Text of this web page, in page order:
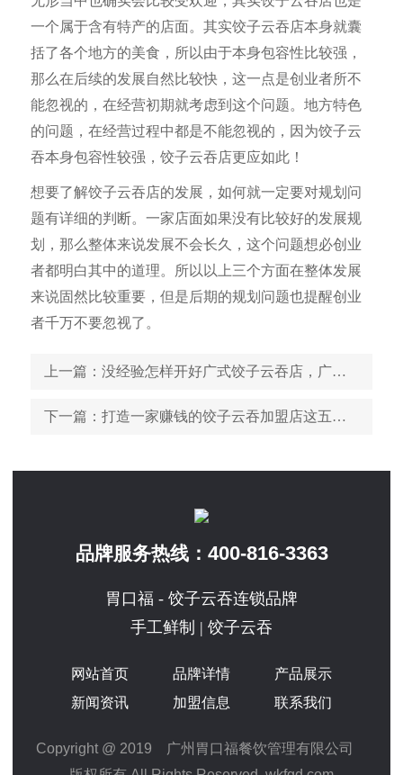
一个属于含有特产的店面。其实饺子云吞店本身就囊
括了各个地方的美食，所以由于本身包容性比较强，
那么在后续的发展自然比较快，这一点是创业者所不
能忽视的，在经营初期就考虑到这个问题。地方特色
的问题，在经营过程中都是不能忽视的，因为饺子云
吞本身包容性较强，饺子云吞店更应如此！
想要了解饺子云吞店的发展，如何就一定要对规划问
题有详细的判断。一家店面如果没有比较好的发展规
划，那么整体来说发展不会长久，这个问题想必创业
者都明白其中的道理。所以以上三个方面在整体发展
来说固然比较重要，但是后期的规划问题也提醒创业
者千万不要忽视了。
上一篇 ：没经验怎样开好广式饺子云吞店，广式饺子云吞店经营技巧总结
下一篇 ：打造一家赚钱的饺子云吞加盟店这五点必须做到
品牌服务热线： 400-816-3363
胃口福 - 饺子云吞连锁品牌
手工鲜制 | 饺子云吞
网站首页 品牌详情
产品展示
新闻资讯
加盟信息 联系我们
Copyright @ 2019 广州胃口福餐饮管理有限公司